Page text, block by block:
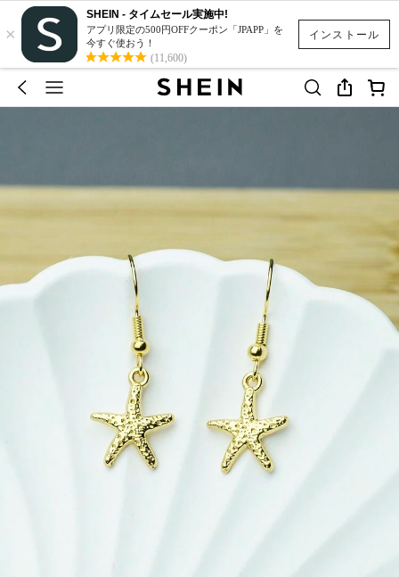
インストール
×
SHEIN - タイムセール実施中!
アプリ限定の500円OFFクーポン「JPAPP」を
今すぐ使おう！
(11,600)